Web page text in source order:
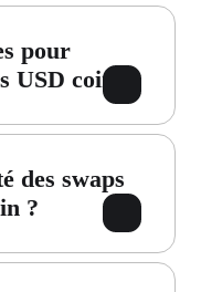
pour
coin ?
des swaps
?